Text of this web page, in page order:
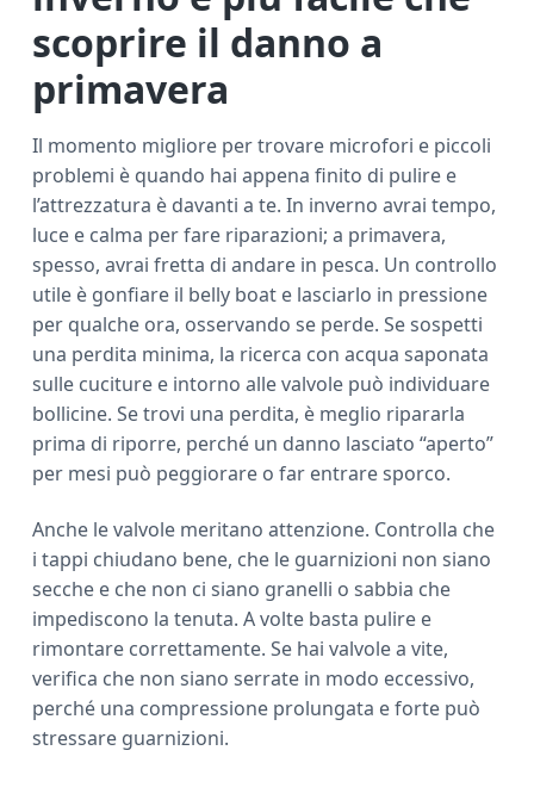
scoprire il danno a
primavera
Il momento migliore per trovare microfori e piccoli
problemi è quando hai appena finito di pulire e
l’attrezzatura è davanti a te. In inverno avrai tempo,
luce e calma per fare riparazioni; a primavera,
spesso, avrai fretta di andare in pesca. Un controllo
utile è gonfiare il belly boat e lasciarlo in pressione
per qualche ora, osservando se perde. Se sospetti
una perdita minima, la ricerca con acqua saponata
sulle cuciture e intorno alle valvole può individuare
bollicine. Se trovi una perdita, è meglio ripararla
prima di riporre, perché un danno lasciato “aperto”
per mesi può peggiorare o far entrare sporco.
Anche le valvole meritano attenzione. Controlla che
i tappi chiudano bene, che le guarnizioni non siano
secche e che non ci siano granelli o sabbia che
impediscono la tenuta. A volte basta pulire e
rimontare correttamente. Se hai valvole a vite,
verifica che non siano serrate in modo eccessivo,
perché una compressione prolungata e forte può
stressare guarnizioni.